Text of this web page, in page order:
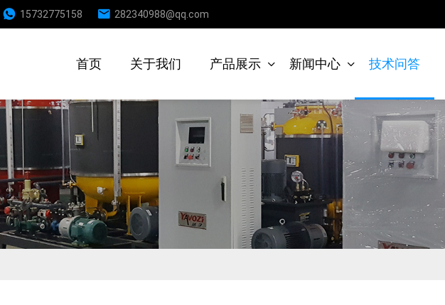
15732775158 282340988@qq.com
首页 关于我们 产品展示 新闻中心 技术问答